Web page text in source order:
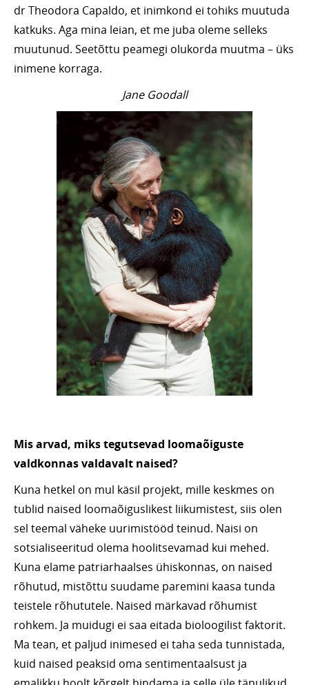
dr Theodora Capaldo, et inimkond ei tohiks muutuda
katkuks. Aga mina leian, et me juba oleme selleks
muutunud. Seetõttu peamegi olukorda muutma – üks
inimene korraga.
Jane Goodall
Mis arvad, miks tegutsevad loomaõiguste
valdkonnas valdavalt naised?
Kuna hetkel on mul käsil projekt, mille keskmes on
tublid naised loomaõiguslikest liikumistest, siis olen
sel teemal väheke uurimistööd teinud. Naisi on
sotsialiseeritud olema hoolitsevamad kui mehed.
Kuna elame patriarhaalses ühiskonnas, on naised
rõhutud, mistõttu suudame paremini kaasa tunda
teistele rõhututele. Naised märkavad rõhumist
rohkem. Ja muidugi ei saa eitada bioloogilist faktorit.
Ma tean, et paljud inimesed ei taha seda tunnistada,
kuid naised peaksid oma sentimentaalsust ja